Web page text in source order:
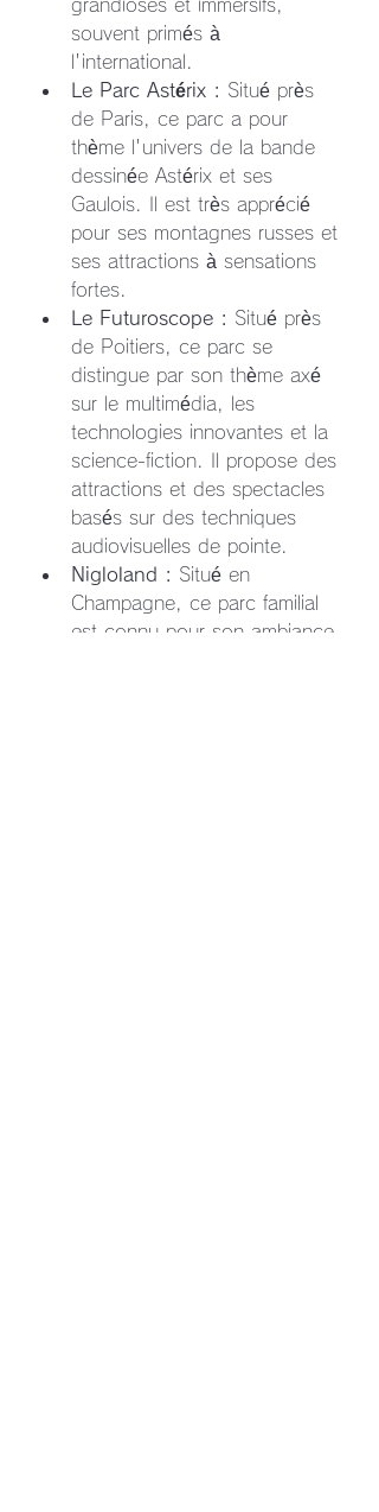
grandioses et immersifs,
souvent primés à
l'international.
Le Parc Astérix : Situé près
de Paris, ce parc a pour
thème l'univers de la bande
dessinée Astérix et ses
Gaulois. Il est très apprécié
pour ses montagnes russes et
ses attractions à sensations
fortes.
Le Futuroscope : Situé près
de Poitiers, ce parc se
distingue par son thème axé
sur le multimédia, les
technologies innovantes et la
science-fiction. Il propose des
attractions et des spectacles
basés sur des techniques
audiovisuelles de pointe.
Nigloland : Situé en
Champagne, ce parc familial
est connu pour son ambiance